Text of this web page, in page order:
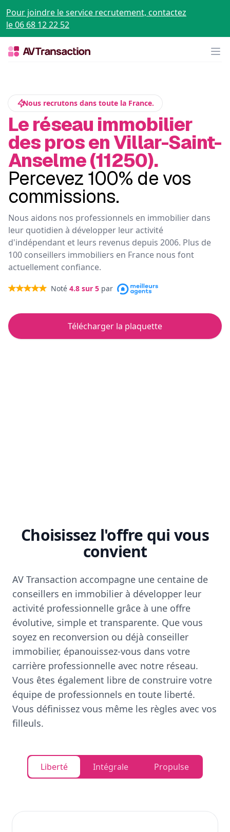
Pour joindre le service recrutement, contactez
le 06 68 12 22 52
Nous recrutons dans toute la France.
Le réseau immobilier
des pros en Villar-Saint-
Anselme (11250).
Percevez 100% de vos
commissions.
Nous aidons nos professionnels en immobilier dans
leur quotidien à développer leur activité
d'indépendant et leurs revenus depuis 2006. Plus de
100 conseillers immobiliers en France nous font
actuellement confiance.
Noté 4.8 sur 5 par
Télécharger la plaquette
Choisissez l'offre qui vous
convient
AV Transaction accompagne une centaine de
conseillers en immobilier à développer leur
activité professionnelle grâce à une offre
évolutive, simple et transparente. Que vous
soyez en reconversion ou déjà conseiller
immobilier, épanouissez-vous dans votre
carrière professionnelle avec notre réseau.
Vous êtes également libre de construire votre
équipe de professionnels en toute liberté.
Vous définissez vous même les règles avec vos
filleuls.
Liberté Intégrale Propulse